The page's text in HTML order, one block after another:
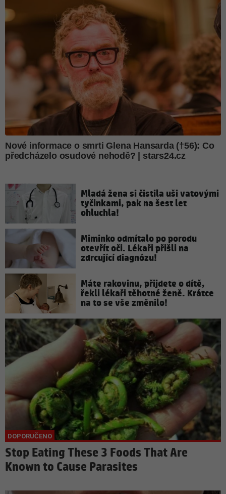
Mladá žena si čistila uši vatovými
tyčinkami, pak na šest let
ohluchla!
Miminko odmítalo po porodu
otevřít oči. Lékaři přišli na
zdrcující diagnózu!
Máte rakovinu, přijdete o dítě,
řekli lékaři těhotné ženě. Krátce
na to se vše změnilo!
Stop Eating These 3 Foods That Are
Known to Cause Parasites